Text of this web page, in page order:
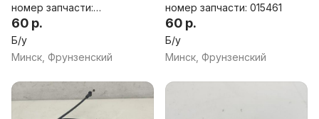
номер запчасти:
6N0827565D
60 р.
Б/у
Минск, Фрунзенский
номер запчасти: 015461
60 р.
Б/у
Минск, Фрунзенский